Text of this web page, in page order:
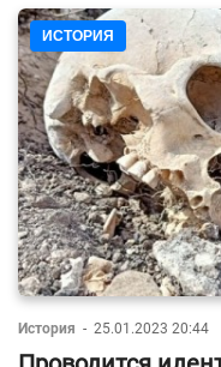
ИСТОРИЯ
История - 25.01.2023 20:44